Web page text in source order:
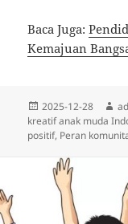
Baca Juga:
Kemajuan
Diposkan
pada
2025-12-28
kreatif anak muda
positif, Peran